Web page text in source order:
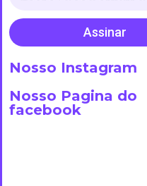
Assinar
Nosso Instagram
Nosso Pagina do
facebook